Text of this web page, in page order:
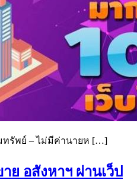
ทรัพย์ – ไม่มีค่านายห […]
ย อสังหาฯ ผ่านเว็ป